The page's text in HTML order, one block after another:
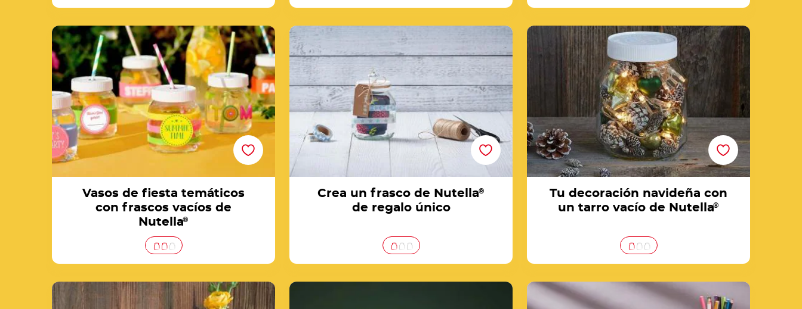
Vasos de fiesta temáticos con frascos vacíos
de Nutella®
Vasos de fiesta temáticos
con frascos vacíos de
Nutella®
Crea un frasco de Nutella® de regalo único
Crea un frasco de Nutella®
de regalo único
Tu decoración navideña con un tarro vacío de
Nutella®
Tu decoración navideña con
un tarro vacío de Nutella®
Tarro de Pascua de Nutella® decorado con
mariposas y huevos
Crea tu alcancía con un frasco vacío de
Nutella®